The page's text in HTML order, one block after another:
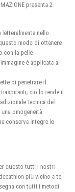
presenta 2
letteralmente nello
modo di ottenere
con la pelle
è applicata al
di penetrare il
ciò lo rende il
tecnica del
omogeneità
conserva integre le
questo tutti i nostri
più vicino a te
con tutti i metodi